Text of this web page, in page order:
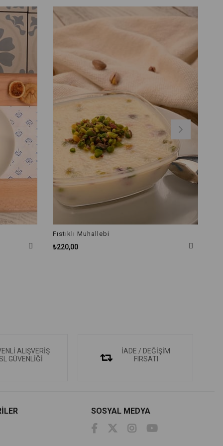
Fıstıklı Muhallebi
₺220,00
ALIŞVERİŞ
GÜVENLİĞİ
İADE / DEĞİŞİM
FIRSATI
SOSYAL MEDYA